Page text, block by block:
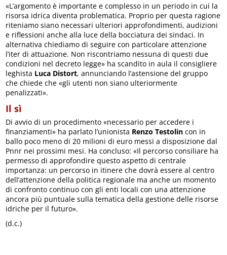
«L’argomento è importante e complesso in un periodo in cui la
risorsa idrica diventa problematica. Proprio per questa ragione
riteniamo siano necessari ulteriori approfondimenti, audizioni
e riflessioni anche alla luce della bocciatura dei sindaci. In
alternativa chiediamo di seguire con particolare attenzione
l’iter di attuazione. Non riscontriamo nessuna di questi due
condizioni nel decreto legge» ha scandito in aula il consigliere
leghista Luca Distort, annunciando l’astensione del gruppo
che chiede che «gli utenti non siano ulteriormente
penalizzati».
Il sì
Di avvio di un procedimento «necessario per accedere i
finanziamenti» ha parlato l’unionista Renzo Testolin con in
ballo poco meno di 20 milioni di euro messi a disposizione dal
Pnnr nei prossimi mesi. Ha concluso: «Il percorso consiliare ha
permesso di approfondire questo aspetto di centrale
importanza: un percorso in itinere che dovrà essere al centro
dell’attenzione della politica regionale ma anche un momento
di confronto continuo con gli enti locali con una attenzione
ancora più puntuale sulla tematica della gestione delle risorse
idriche per il futuro».
(d.c.)